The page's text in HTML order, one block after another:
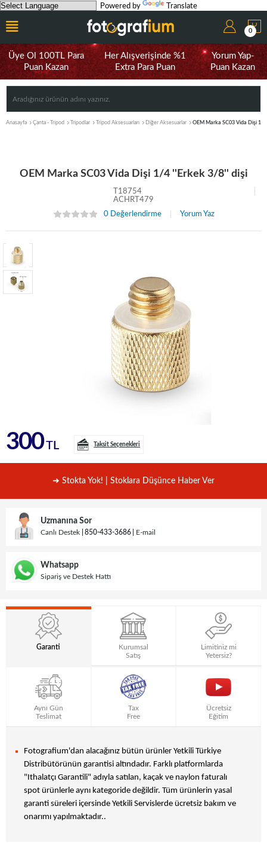
Powered by Translate
0
Üye Ol 100TL Para
Puan Kazan
Her Alışverişinde %1
Extra Para Puan
Yorum Yap-
Puan Kazan
Anasayfa Çanta - Tripod Tripodlar Tripod Aksesuarları Diğer Aksesuarlar OEM Marka SC03 Vida Dişi 1/
OEM Marka SC03 Vida Dişi 1/4 ''Erkek 3/8'' dişi
T18754
ACHRT479
0 Değerlendirme
Yorum Yaz
300TL Taksit Seçenekleri
➜ Stokta Yok! | Stoklara Düşünce Haber Ver
Uzmanına Sor
Canlı Destek 850-433-3686 E-mail
Whatsapp
Sipariş ve Destek Hattı
Garanti
Kurumsal
Satış
Limitiniz mi
Yetersiz?
Aynı Gün
Teslimat
Tax
Free
Ücretsiz
Eğitim
Fotografium'dan alacağınız bütün ürünler Yetkili Türkiye
Distribütörünün garantisi altındadır. Farklı platformlarda
"Ithalatçı Garantili" adıyla satılan, kaçak ve naylon faturalı
spot ürünlerle aynı kategoride değildir. Tüm ürünlerin yasal
garanti süreleri içersinde Yetkili Servislerde ücretsiz bakım ve
onarımı yapılmaktadır..